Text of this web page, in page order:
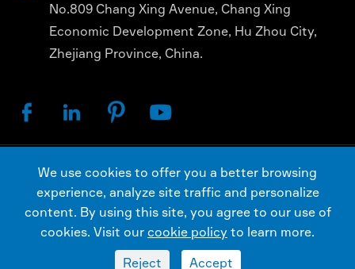
No.809 Chang Xing Avenue, Chang Xing
Economic Development Zone, Hu Zhou City,
Zhejiang Province, China.
   
कॉपीराइट ©AIRBEST (CHANGXING) TECHNOLOGY CO.,
LTD.सभी अधिकार सुरक्षित है।
Sitemap
गोपनीयता नीति
We use cookies to offer you a better browsing
experience, analyze site traffic and personalize
content. By using this site, you agree to our use of
cookies. Visit our cookie policy to learn more.
Reject
Accept